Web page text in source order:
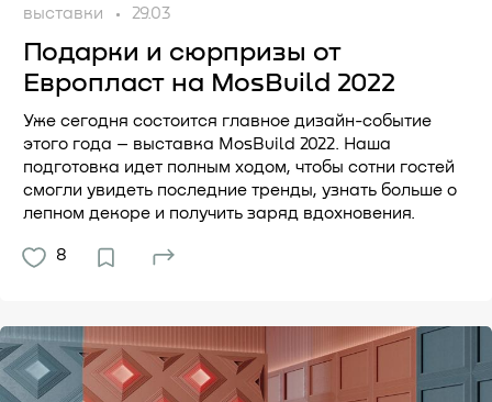
выставки 29.03
Подарки и сюрпризы от
Европласт на MosBuild 2022
Уже сегодня состоится главное дизайн-событие
этого года – выставка MosBuild 2022. Наша
подготовка идет полным ходом, чтобы сотни гостей
смогли увидеть последние тренды, узнать больше о
лепном декоре и получить заряд вдохновения.
8